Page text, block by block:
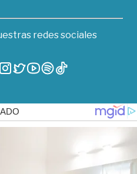
redes sociales